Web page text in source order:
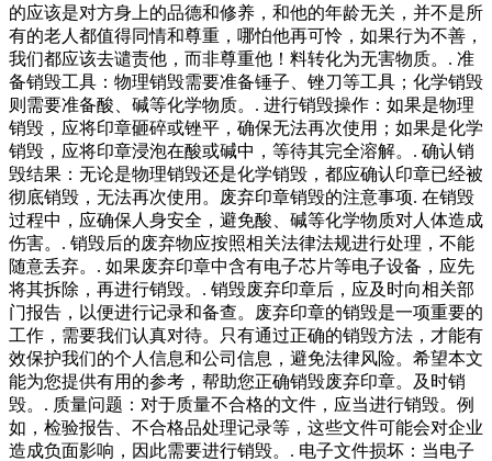
的应该是对方身上的品德和修养，和他的年龄无关，并不是所
有的老人都值得同情和尊重，哪怕他再可怜，如果行为不善，
我们都应该去谴责他，而非尊重他！料转化为无害物质。. 准
备销毁工具：物理销毁需要准备锤子、锉刀等工具；化学销毁
则需要准备酸、碱等化学物质。. 进行销毁操作：如果是物理
销毁，应将印章砸碎或锉平，确保无法再次使用；如果是化学
销毁，应将印章浸泡在酸或碱中，等待其完全溶解。. 确认销
毁结果：无论是物理销毁还是化学销毁，都应确认印章已经被
彻底销毁，无法再次使用。废弃印章销毁的注意事项. 在销毁
过程中，应确保人身安全，避免酸、碱等化学物质对人体造成
伤害。. 销毁后的废弃物应按照相关法律法规进行处理，不能
随意丢弃。. 如果废弃印章中含有电子芯片等电子设备，应先
将其拆除，再进行销毁。. 销毁废弃印章后，应及时向相关部
门报告，以便进行记录和备查。废弃印章的销毁是一项重要的
工作，需要我们认真对待。只有通过正确的销毁方法，才能有
效保护我们的个人信息和公司信息，避免法律风险。希望本文
能为您提供有用的参考，帮助您正确销毁废弃印章。及时销
毁。. 质量问题：对于质量不合格的文件，应当进行销毁。例
如，检验报告、不合格品处理记录等，这些文件可能会对企业
造成负面影响，因此需要进行销毁。. 电子文件损坏：当电子